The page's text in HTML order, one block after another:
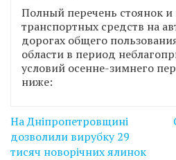
Полный перечень стоянок и
транспортных средств на
дорогах общего
области в период
условий осенне-зимнего
ниже:
Навігація
записів
На Дніпропетровщині
дозволили вирубку 29
тисяч новорічних ялинок